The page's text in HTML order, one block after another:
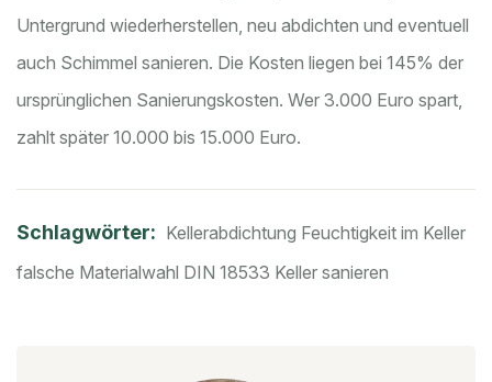
Untergrund wiederherstellen, neu abdichten und eventuell
auch Schimmel sanieren. Die Kosten liegen bei 145% der
ursprünglichen Sanierungskosten. Wer 3.000 Euro spart,
zahlt später 10.000 bis 15.000 Euro.
Schlagwörter: Kellerabdichtung Feuchtigkeit im Keller
falsche Materialwahl DIN 18533 Keller sanieren